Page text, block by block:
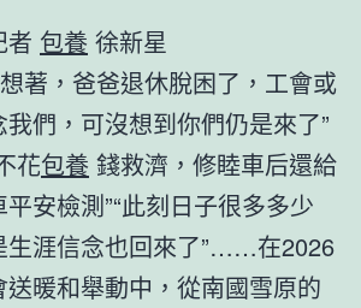
者 包養 徐新星
著，爸爸退休脫困了，工會或
們，可沒想到你們仍是來了”
花包養 錢救濟，修睦車后還給
安檢測”“此刻日子很多多少
生涯信念也回來了”……在2026
暖和舉動中，從南國雪原的